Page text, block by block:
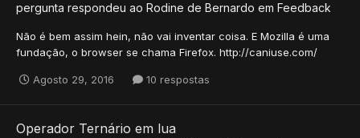
pergunta respondeu ao Rodine de Bernardo em Feedback
Não é bem assim hein, não vai inventar coisa. E Mozilla é uma
fundação, o browser se chama Firefox. http://caniuse.com/
Agosto 29, 2016 10 respostas
Operador Ternário em lua